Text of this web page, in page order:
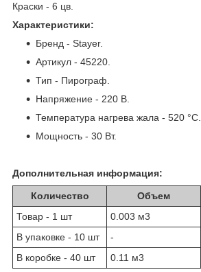
Краски - 6 цв.
Характеристики:
Бренд - Stayer.
Артикул - 45220.
Тип - Пирограф.
Напряжение - 220 В.
Температура нагрева жала - 520 °C.
Мощность - 30 Вт.
Дополнительная информация:
Количество Объем
Товар - 1 шт
0.003 м3
В упаковке - 10 шт
-
В коробке - 40 шт
0.11 м3